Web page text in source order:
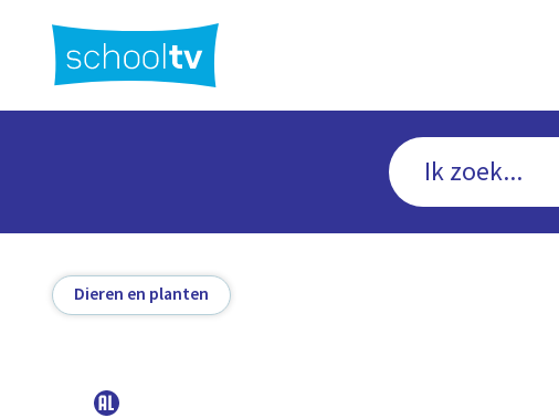
hoofdinhoud
Dieren en planten